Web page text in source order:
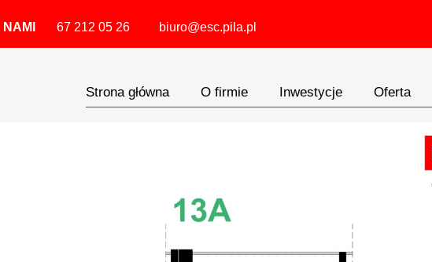
67 212 05 26 biuro@esc.pila.pl
Strona główna O firmie Inwestycje Oferta